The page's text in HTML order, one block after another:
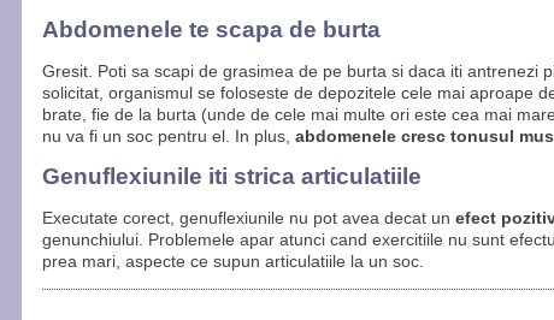
Abdomenele te scapa de burta
Gresit. Poti sa scapi de grasimea de pe burta si daca iti antrenezi
solicitat, organismul se foloseste de depozitele cele mai aproape
brate, fie de la burta (unde de cele mai multe ori este cea mai
nu va fi un soc pentru el. In plus, abdomenele cresc tonusul
Genuflexiunile iti strica articulatiile
Executate corect, genuflexiunile nu pot avea decat un efect
genunchiului. Problemele apar atunci cand exercitiile nu sunt
prea mari, aspecte ce supun articulatiile la un soc.